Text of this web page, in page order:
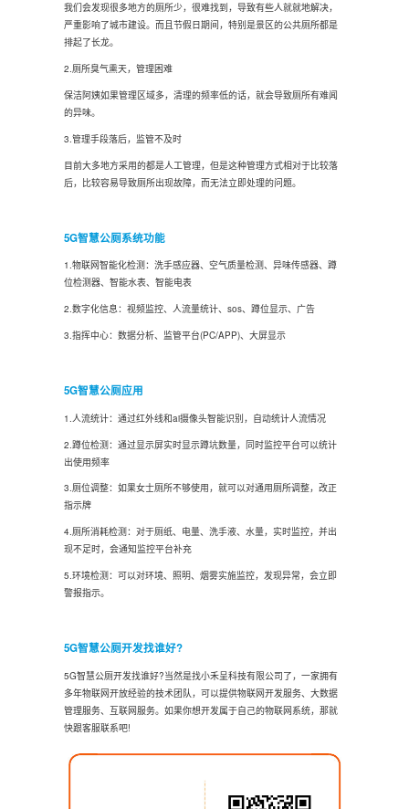
我们会发现很多地方的厕所少，很难找到，导致有些人就就地解决，
严重影响了城市建设。而且节假日期间，特别是景区的公共厕所都是
排起了长龙。
2.厕所臭气熏天，管理困难
保洁阿姨如果管理区域多，清理的频率低的话，就会导致厕所有难闻
的异味。
3.管理手段落后，监管不及时
目前大多地方采用的都是人工管理，但是这种管理方式相对于比较落
后，比较容易导致厕所出现故障，而无法立即处理的问题。
5G智慧公厕系统功能
1.物联网智能化检测：洗手感应器、空气质量检测、异味传感器、蹲
位检测器、智能水表、智能电表
2.数字化信息：视频监控、人流量统计、sos、蹲位显示、广告
3.指挥中心：数据分析、监管平台(PC/APP)、大屏显示
5G智慧公厕应用
1.人流统计：通过红外线和ai摄像头智能识别，自动统计人流情况
2.蹲位检测：通过显示屏实时显示蹲坑数量，同时监控平台可以统计
出使用频率
3.厕位调整：如果女士厕所不够使用，就可以对通用厕所调整，改正
指示牌
4.厕所消耗检测：对于厕纸、电量、洗手液、水量，实时监控，并出
现不足时，会通知监控平台补充
5.环境检测：可以对环境、照明、烟雾实施监控，发现异常，会立即
警报指示。
5G智慧公厕开发找谁好?
5G智慧公厕开发找谁好?当然是找小禾呈科技有限公司了，一家拥有
多年物联网开放经验的技术团队，可以提供物联网开发服务、大数据
管理服务、互联网服务。如果你想开发属于自己的物联网系统，那就
快跟客服联系吧!